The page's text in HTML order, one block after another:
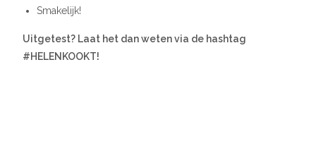
Smakelijk!
Uitgetest? Laat het dan weten via de hashtag
#HELENKOOKT!